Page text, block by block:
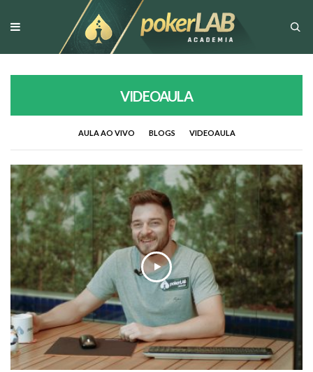
VIDEOAULA
AULA AO VIVO BLOGS VIDEOAULA